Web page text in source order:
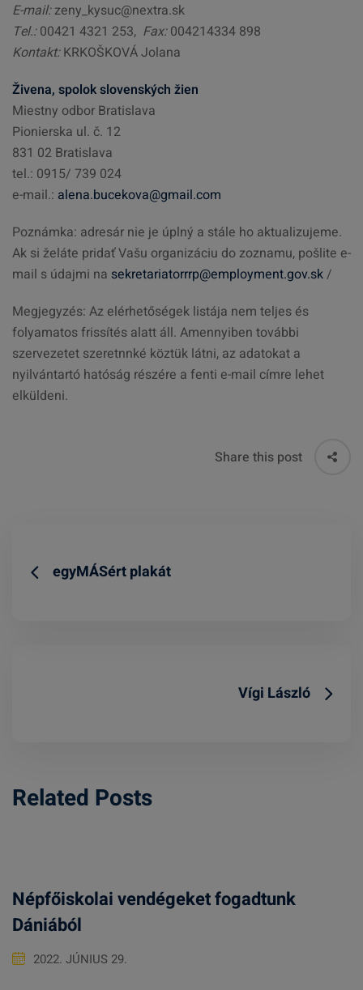
E-mail:zeny_kysuc@nextra.sk
Tel.:00421 4321 253, Fax:004214334 898
Kontakt:KRKOŠKOVÁ Jolana
Živena, spolok slovenských žien
Miestny odbor Bratislava
Pionierska ul. č. 12
831 02 Bratislava
tel.: 0915/ 739 024
e-mail.: alena.bucekova@gmail.com
Poznámka: adresár nie je úplný a stále ho aktualizujeme.
Ak si želáte pridať Vašu organizáciu do zoznamu, pošlite e-
mail s údajmi na sekretariatorrrp@employment.gov.sk/
Megjegyzés: Az elérhetőségek listája nem teljes és
folyamatos frissítés alatt áll. Amennyiben további
szervezetet szeretnnké köztük látni, az adatokat a
nyilvántartó hatóság részére a fenti e-mail címre lehet
elküldeni.
Share this post
egyMÁSért plakát
Vígi László
Related Posts
Népfőiskolai vendégeket fogadtunk
Dániából
2022. JÚNIUS 29.